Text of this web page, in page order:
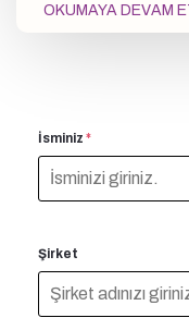
OKUMAYA DEVAM
İsminiz *
Şirket